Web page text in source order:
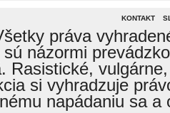
KONTAKT
práva
názormi
Rasistické,
si vyhradzuje
napádaniu sa